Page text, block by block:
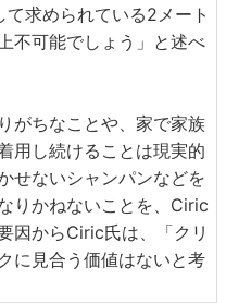
求められている2メート
不可能でしょう」と述べ
がちなことや、家で家族
用し続けることは現実的
せないシャンパンなどを
りかねないことを、Ciric
因からCiric氏は、「クリ
に見合う価値はないと考